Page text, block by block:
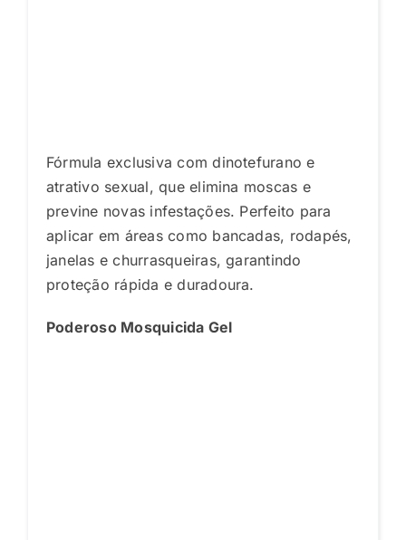
Fórmula exclusiva com dinotefurano e
atrativo sexual, que elimina moscas e
previne novas infestações. Perfeito para
aplicar em áreas como bancadas, rodapés,
janelas e churrasqueiras, garantindo
proteção rápida e duradoura.
Poderoso Mosquicida Gel